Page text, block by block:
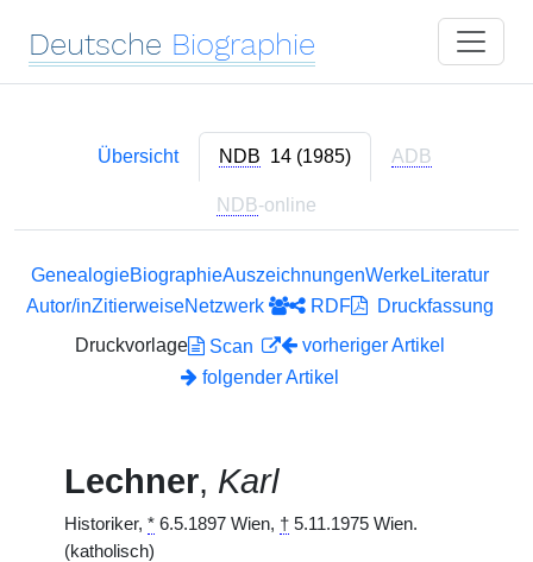
Deutsche Biographie
Übersicht NDB 14 (1985) ADB
NDB-online
GenealogieBiographieAuszeichnungenWerkeLiteratur
Autor/inZitierweiseNetzwerk RDF
Druckfassung
Druckvorlage
Scan
vorheriger Artikel
folgender Artikel
Lechner, Karl
Historiker, * 6.5.1897 Wien, † 5.11.1975 Wien.
(katholisch)